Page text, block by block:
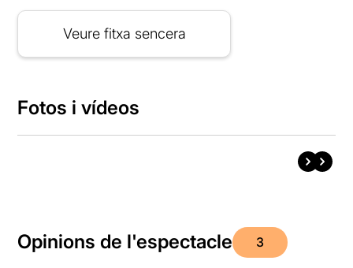
Veure fitxa sencera
Fotos i vídeos
Opinions de l'espectacle 3